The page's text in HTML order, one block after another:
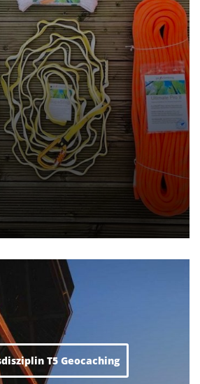
T5 Geocaching